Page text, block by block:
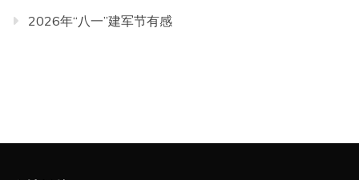
2026年“八一”建军节有感